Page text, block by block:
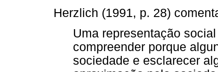
Herzlich (1991, p. 28)
Uma representação
compreender porque
sociedade e esclarecer